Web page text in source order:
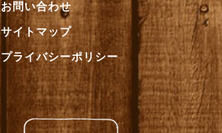
お問い合わせ
サイトマップ
プライバシーポリシー